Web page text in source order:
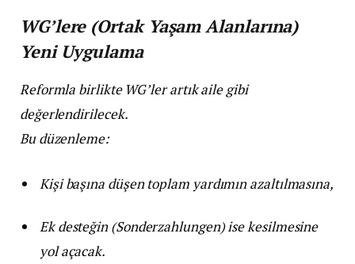
WG’lere (Ortak Yaşam Alanlarına)
Yeni Uygulama
Reformla birlikte WG’ler artık aile gibi
değerlendirilecek.
Bu düzenleme:
Kişi başına düşen toplam yardımın azaltılmasına,
Ek desteğin (Sonderzahlungen) ise kesilmesine
yol açacak.